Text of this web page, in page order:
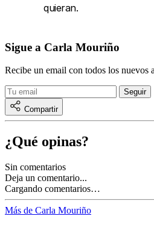
quieran.
Sigue a Carla Mouriño
Recibe un email con todos los
Compartir
¿Qué opinas?
Sin comentarios
Deja un comentario...
Cargando comentarios…
Más de Carla Mouriño